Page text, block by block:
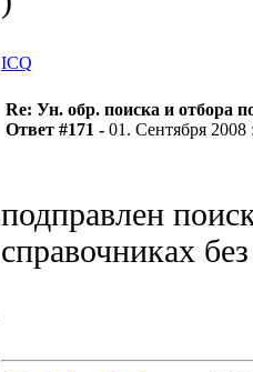
ICQ
Re: Ун. обр. поиска и отбора
Ответ #171 - 01. Сентября 2008
подправлен
справочниках